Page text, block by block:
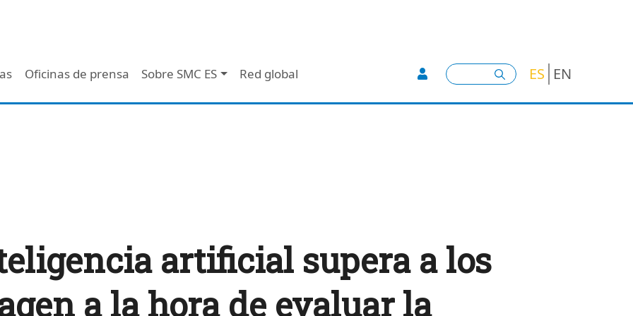
Oficinas de prensa Sobre SMC ES Red global User account menu
Buscar ES EN
artificial supera a los
a la hora de evaluar la